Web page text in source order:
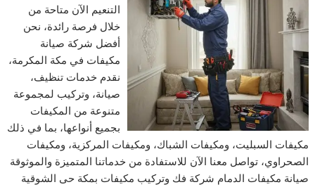
التنعيم الآن متاحة من
خلال فرصة رائدة، نحن
أفضل شركة صيانة
مكيفات في مكة المكرمة،
نقدم خدمات تنظيف،
صيانة، وتركيب لمجموعة
متنوعة من المكيفات
بجميع أنواعها، بما في ذلك
مكيفات السبليت، ومكيفات الشباك، ومكيفات المركزية، ومكيفات
الصحراوي، تواصل معنا الآن للاستفادة من خدماتنا المتميزة والموثوقة
صيانة مكيفات الدمام شركة فك وتركيب مكيفات بمكة حى الشوقية